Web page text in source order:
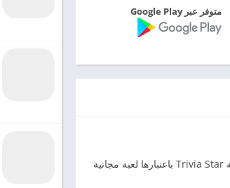
متوفر عبر Google Play
يحتوي Trivia Star على ألعاب أسئلة مثيرة مجانية لمدمني التوافه ورؤساء المسابقات! تبدأ لعبة Trivia Star باعتبارها لعبة مجانية